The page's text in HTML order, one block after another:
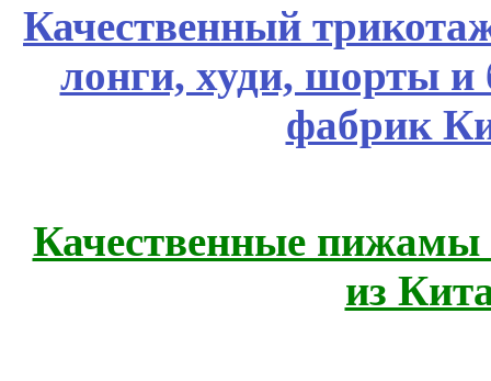
Качественный
лонги, худи, шорты
фабрик
Качественные пижамы
из